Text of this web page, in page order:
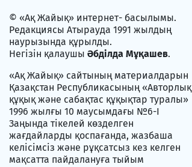
© «Ақ Жайық» интернет- басылымы.
Редакциясы Атырауда 1991 жылдың
наурызында құрылды.
Негізін қалаушы Әбділда Мұқашев.
«Ақ Жайық» сайтының материалдарын
Қазақстан Республикасының «Авторлық
құқық және сабақтас құқықтар туралы»
1996 жылғы 10 маусымдағы №6-I
Заңында тікелей көзделген
жағдайларды қоспағанда, жазбаша
келісімсіз және рұқсатсыз кез келген
мақсатта пайдалануға тыйым